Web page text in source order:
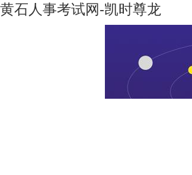
黄石人事考试网-凯时尊龙